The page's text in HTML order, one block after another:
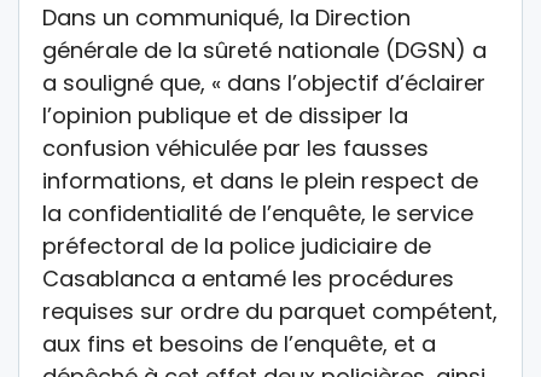
Dans un communiqué, la Direction
générale de la sûreté nationale (DGSN) a
a souligné que, « dans l’objectif d’éclairer
l’opinion publique et de dissiper la
confusion véhiculée par les fausses
informations, et dans le plein respect de
la confidentialité de l’enquête, le service
préfectoral de la police judiciaire de
Casablanca a entamé les procédures
requises sur ordre du parquet compétent,
aux fins et besoins de l’enquête, et a